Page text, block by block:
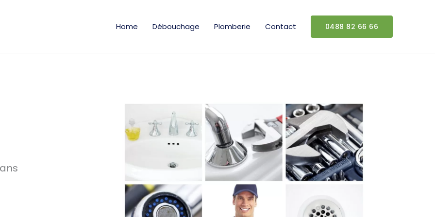
Home Débouchage Plomberie Contact 0488 82 66 66